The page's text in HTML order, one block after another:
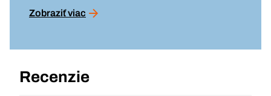
Zobraziť viac
Recenzie